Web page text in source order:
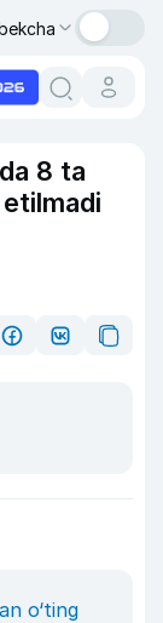
8 ta
o‘ting